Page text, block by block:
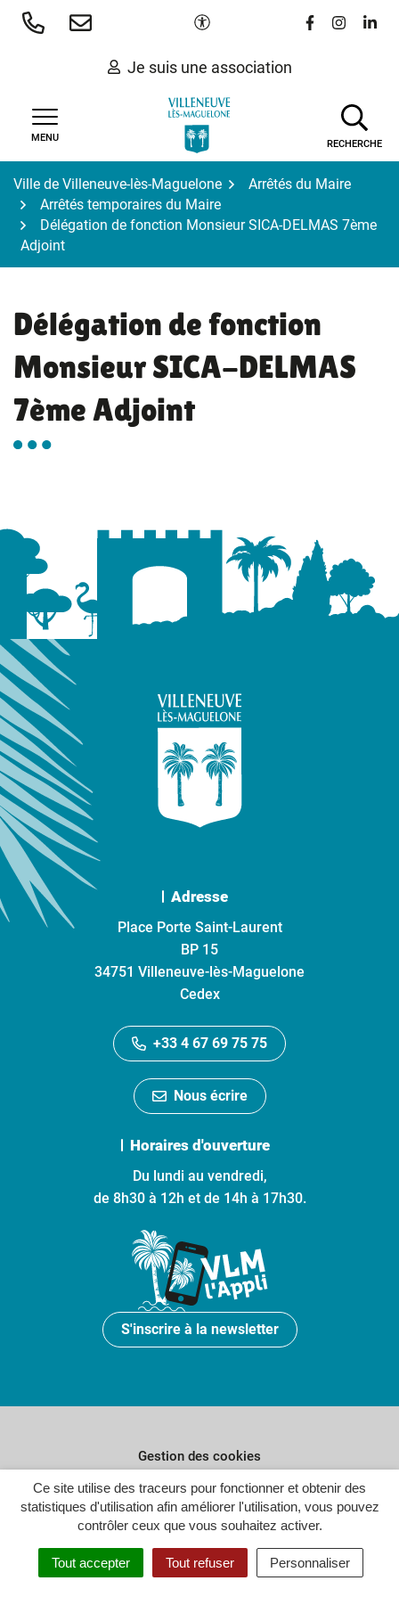
Ce site utilise des traceurs pour fonctionner et obtenir des
statistiques d'utilisation afin améliorer l'utilisation, vous pouvez
contrôler ceux que vous souhaitez activer.
Tout accepter Tout refuser Personnaliser
Aller
Paramètres d'accessibilité
Lien vers le
Lien vers
Lien
Je suis une association
MENU
RECHERCHE
Ville de Villeneuve-lès-Maguelone
Arrêtés du Maire
Arrêtés temporaires du Maire
Délégation de fonction Monsieur SICA-DELMAS 7ème
Adjoint
Délégation de fonction
Monsieur SICA-DELMAS
7ème Adjoint
Adresse
Place Porte Saint-Laurent
BP 15
34751 Villeneuve-lès-Maguelone
Cedex
+33 4 67 69 75 75
Nous écrire
Horaires d'ouverture
Du lundi au vendredi,
de 8h30 à 12h et de 14h à 17h30.
S'inscrire à la newsletter
Gestion des cookies
Plan du site
Politique de confidentialité
Crédits